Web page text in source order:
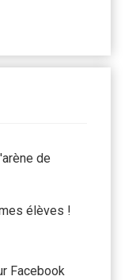
de
élèves !
Facebook